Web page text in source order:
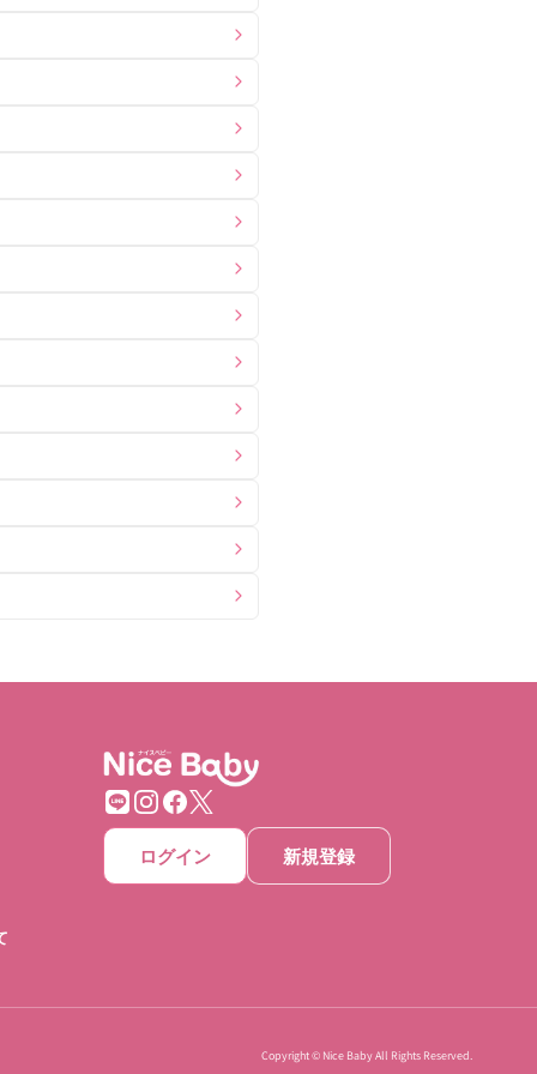
ログイン 新規登録
Copyright © Nice Baby All Rights Reserved.